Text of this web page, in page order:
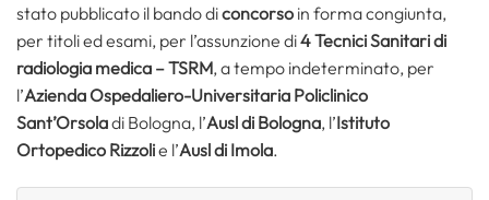
stato pubblicato il bando diconcorso in forma congiunta,
per titoli ed esami, per l’assunzione di4 Tecnici Sanitari di
radiologia medica – TSRM, a tempo indeterminato, per
l’Azienda Ospedaliero-Universitaria Policlinico
Sant’Orsoladi Bologna, l’Ausl di Bologna, l’Istituto
Ortopedico Rizzolie l’Ausl di Imola.